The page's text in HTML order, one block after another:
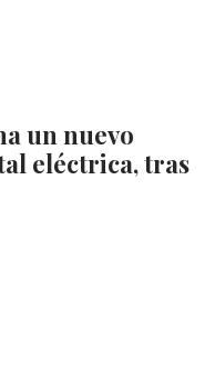
un nuevo
eléctrica, tras